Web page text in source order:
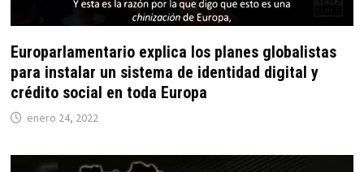
Europarlamentario explica los planes globalistas
para instalar un sistema de identidad digital y
crédito social en toda Europa
enero 24, 2022